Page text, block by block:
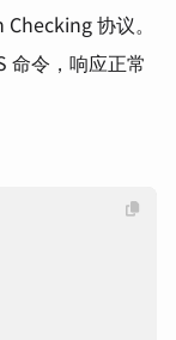
协议。
命令，响应正常